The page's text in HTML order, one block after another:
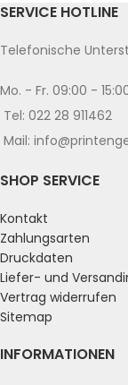
SERVICE HOTLINE
Telefonische
Mo. - Fr. 09:00 -
Tel: 022 28 911462
Mail:
SHOP SERVICE
Kontakt
Zahlungsarten
Druckdaten
Liefer- und
Vertrag widerrufen
Sitemap
INFORMATIONEN